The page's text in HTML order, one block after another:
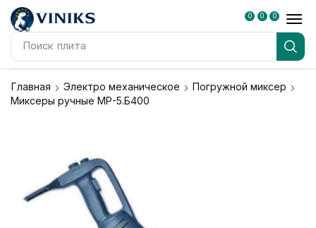
Поиск плита
0 0 0
Главная Электро механическое
Погружной миксер
Миксеры ручные МР-5.Б400